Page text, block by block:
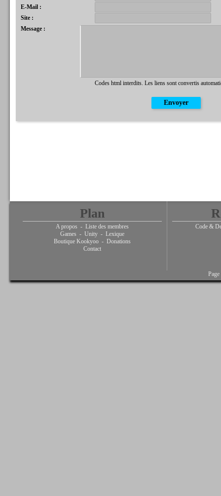
E-Mail :
Site :
Message :
Codes html interdits. Les liens sont convertis
Plan
A propos - Liste des membres
Games - Unity - Lexique
Boutique Kookyoo - Donations
Contact
Code &